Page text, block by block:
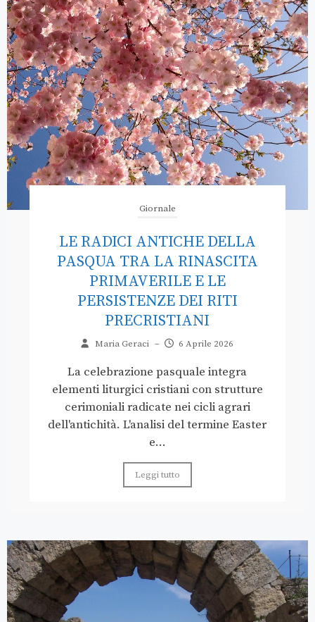
Giornale
LE RADICI ANTICHE DELLA
PASQUA TRA LA RINASCITA
PRIMAVERILE E LE
PERSISTENZE DEI RITI
PRECRISTIANI
Maria Geraci – 6 Aprile 2026
La celebrazione pasquale integra
elementi liturgici cristiani con strutture
cerimoniali radicate nei cicli agrari
dell'antichità. L'analisi del termine Easter
e...
Leggi tutto